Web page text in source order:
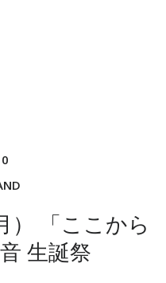
） 「ここから
生誕祭